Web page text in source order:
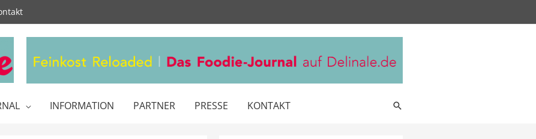
INFORMATION PARTNER PRESSE KONTAKT Suche